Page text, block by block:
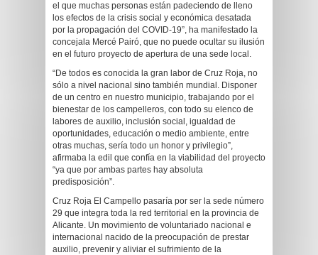
el que muchas personas están padeciendo de lleno
los efectos de la crisis social y económica desatada
por la propagación del COVID-19”, ha manifestado la
concejala Mercé Pairó, que no puede ocultar su ilusión
en el futuro proyecto de apertura de una sede local.
“De todos es conocida la gran labor de Cruz Roja, no
sólo a nivel nacional sino también mundial. Disponer
de un centro en nuestro municipio, trabajando por el
bienestar de los campelleros, con todo su elenco de
labores de auxilio, inclusión social, igualdad de
oportunidades, educación o medio ambiente, entre
otras muchas, sería todo un honor y privilegio”,
afirmaba la edil que confía en la viabilidad del proyecto
“ya que por ambas partes hay absoluta
predisposición”.
Cruz Roja El Campello pasaría por ser la sede número
29 que integra toda la red territorial en la provincia de
Alicante. Un movimiento de voluntariado nacional e
internacional nacido de la preocupación de prestar
auxilio, prevenir y aliviar el sufrimiento de la